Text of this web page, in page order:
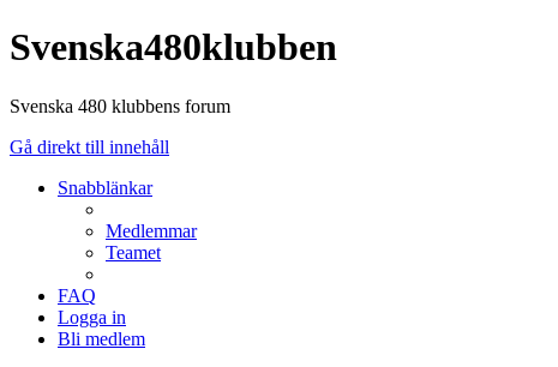
Svenska480klubben
Svenska 480 klubbens forum
Gå direkt till innehåll
Snabblänkar
Medlemmar
Teamet
FAQ
Logga in
Bli medlem